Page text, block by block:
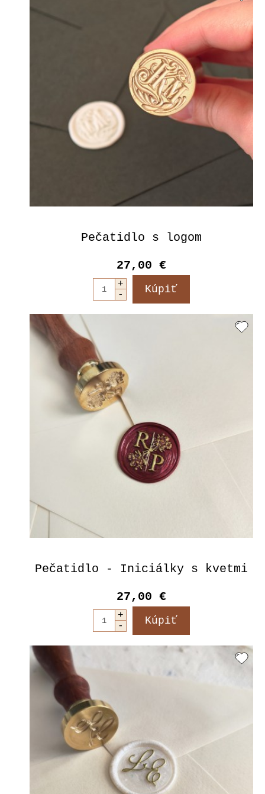
Pečatidlo s logom
27,00 €
Pečatidlo - Iniciálky s kvetmi
27,00 €